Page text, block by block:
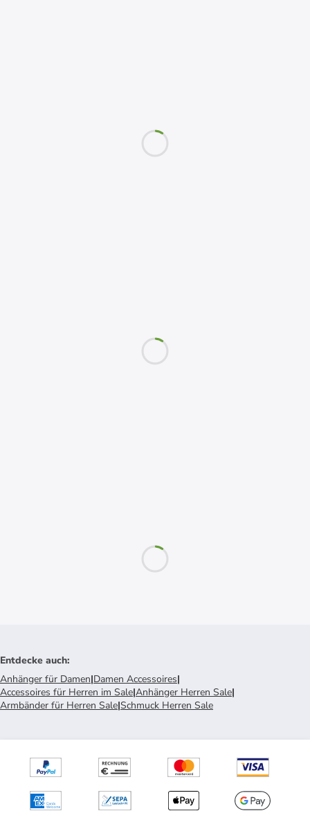
Entdecke auch:
Anhänger für Damen|Damen Accessoires|
Accessoires für Herren im Sale|Anhänger Herren Sale|
Armbänder für Herren Sale|Schmuck Herren Sale